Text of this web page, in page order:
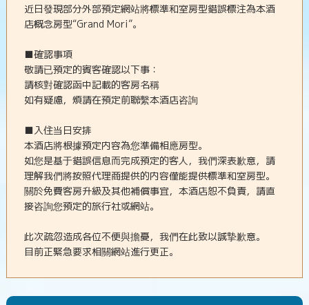
近日發現部分外部預定網站將標準和室房型錯誤標注為本酒
店概念房型“Grand Mori”。
■確認事項
敬請已預定的賓客確認以下事：
請核對確認函中記載的客房名稱
如有疑慮，煩請在預定前聯繫本酒店咨詢
■入住当日安排
本酒店將根據預定内容為您準備相應房型。
如您是基于錯誤信息而完成預定的客人，我們深表歉意，請
理解我們將按照代理商提供的内容僅能提供標準和室房型。
關於免費客房升級及其他補償事宜，本酒店恕不負責，請直
接咨詢您預定的旅行社或網站。
此次疏忽造成各位不便與擔憂，我們在此致以誠摯歉意。
目前正緊急要求相關網站進行更正。